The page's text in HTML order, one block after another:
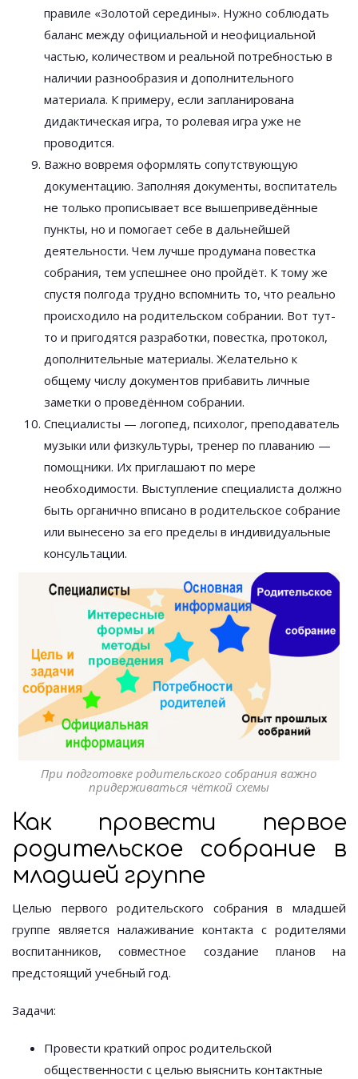
правиле «Золотой середины». Нужно соблюдать
баланс между официальной и неофициальной
частью, количеством и реальной потребностью в
наличии разнообразия и дополнительного
материала. К примеру, если запланирована
дидактическая игра, то ролевая игра уже не
проводится.
Важно вовремя оформлять сопутствующую
документацию. Заполняя документы, воспитатель
не только прописывает все вышеприведённые
пункты, но и помогает себе в дальнейшей
деятельности. Чем лучше продумана повестка
собрания, тем успешнее оно пройдёт. К тому же
спустя полгода трудно вспомнить то, что реально
происходило на родительском собрании. Вот тут-
то и пригодятся разработки, повестка, протокол,
дополнительные материалы. Желательно к
общему числу документов прибавить личные
заметки о проведённом собрании.
Специалисты — логопед, психолог, преподаватель
музыки или физкультуры, тренер по плаванию —
помощники. Их приглашают по мере
необходимости. Выступление специалиста должно
быть органично вписано в родительское собрание
или вынесено за его пределы в индивидуальные
консультации.
При подготовке родительского собрания важно
придерживаться чёткой схемы
Как провести первое
родительское собрание в
младшей группе
Целью первого родительского собрания в младшей
группе является налаживание контакта с родителями
воспитанников, совместное создание планов на
предстоящий учебный год.
Задачи:
Провести краткий опрос родительской
общественности с целью выяснить контактные